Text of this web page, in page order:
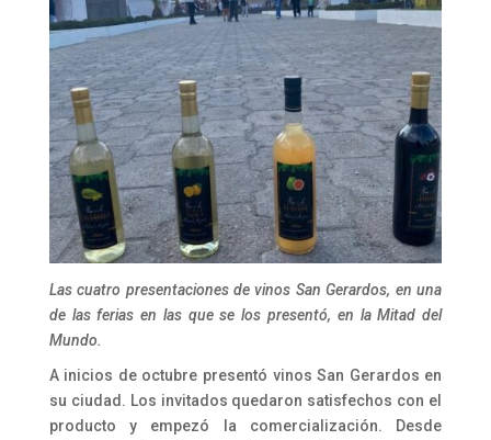
Las cuatro presentaciones de vinos San Gerardos, en una
de las ferias en las que se los presentó, en la Mitad del
Mundo.
A inicios de octubre presentó vinos San Gerardos en
su ciudad. Los invitados quedaron satisfechos con el
producto y empezó la comercialización. Desde